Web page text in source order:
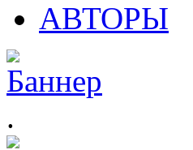
АВТОРЫ
.